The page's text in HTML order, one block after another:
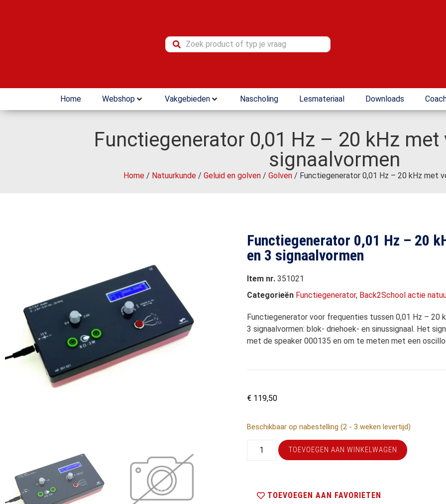
Home Webshop Vakgebieden Nascholing Lesmateriaal Downloads
Functiegenerator 0,01 Hz – 20 kHz
signaalvormen
Home / Natuurkunde / Geluid en golven / Golven / Functiegenerator 0,01 Hz – 20 kHz met
Functiegenerator 0,01 Hz – 20
en 3 signaalvormen
Item nr.351021
Categorieën Functiegenerator, Back2School actie
Functiegenerator voor frequenties tussen 0,01 Hz – 20
3 signaalvormen: blok- driehoek- en sinussignaal. Het
met de speaker 000135 en om te meten met een
€ 119,50
Beschikbaar op nabestelling (2 - 3 weken levertijd)
TOEVOEGEN AAN WINKELWAGEN
TOEVOEGEN AAN FAVORIETEN